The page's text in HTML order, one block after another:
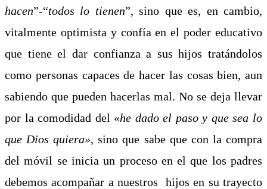
hacen”-“todos lo tienen”, sino que es, en cambio,
vitalmente optimista y confía en el poder educativo
que tiene el dar confianza a sus hijos tratándolos
como personas capaces de hacer las cosas bien, aun
sabiendo que pueden hacerlas mal. No se deja llevar
por la comodidad del «he dado el paso y que sea lo
que Dios quiera», sino que sabe que con la compra
del móvil se inicia un proceso en el que los padres
debemos acompañar a nuestros hijos en su trayecto